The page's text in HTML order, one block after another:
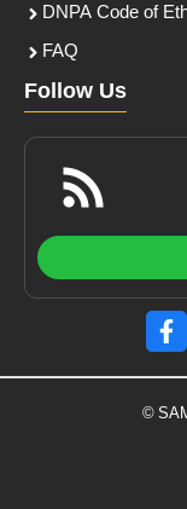
DNPA Code of
FAQ
Follow Us
©